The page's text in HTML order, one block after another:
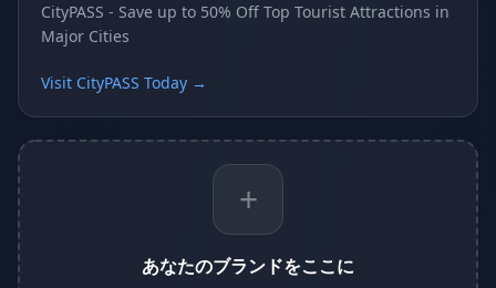
CityPASS - Save up to 50% Off Top Tourist Attractions in
Major Cities
Visit CityPASS Today →
+
あなたのブランドをここに